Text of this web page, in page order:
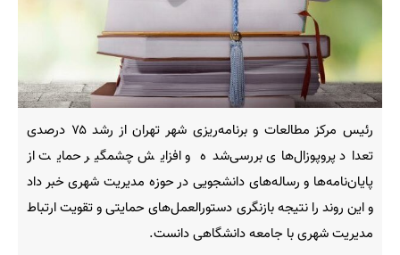
رئیس مرکز مطالعات و برنامه‌ریزی شهر تهران از رشد ۷۵ درصدی
تعداد پروپوزال‌های بررسی‌شده و افزایش چشمگیر حمایت از
پایان‌نامه‌ها و رساله‌های دانشجویی در حوزه مدیریت شهری خبر داد
و این روند را نتیجه بازنگری دستورالعمل‌های حمایتی و تقویت ارتباط
مدیریت شهری با جامعه دانشگاهی دانست.